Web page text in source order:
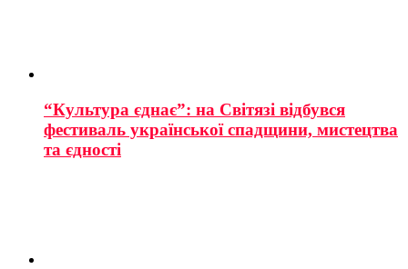
“Культура єднає”: на Світязі відбувся
фестиваль української спадщини, мистецтва
та єдності